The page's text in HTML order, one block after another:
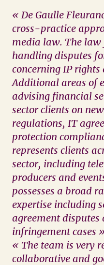
« De Gaulle
cross-practice
media law. The law
handling disputes
concerning IP rights
Additional areas of
advising financial
sector clients on
regulations, IT
protection
represents clients
sector, including
producers and
possesses a broad
expertise including
agreement
infringement cases
« The team is very
collaborative and